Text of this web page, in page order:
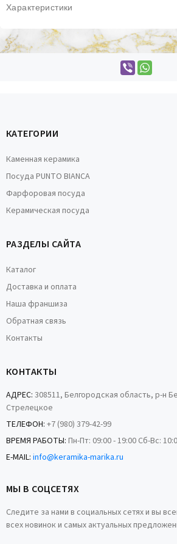
Характеристики
КАТЕГОРИИ
Каменная керамика
Посуда PUNTO BIANCA
Фарфоровая посуда
Керамическая посуда
РАЗДЕЛЫ САЙТА
Каталог
Доставка и оплата
Наша франшиза
Обратная связь
Контакты
КОНТАКТЫ
АДРЕС: 308511, Белгородская область, р-н
Стрелецкое
ТЕЛЕФОН: +7 (980) 379-42-99
ВРЕМЯ РАБОТЫ: Пн-Пт: 09:00 - 19:00 Сб-Вс:
E-MAIL: info@keramika-marika.ru
МЫ В СОЦСЕТЯХ
Следите за нами в социальных сетях и вы
всех новинок и самых актуальных